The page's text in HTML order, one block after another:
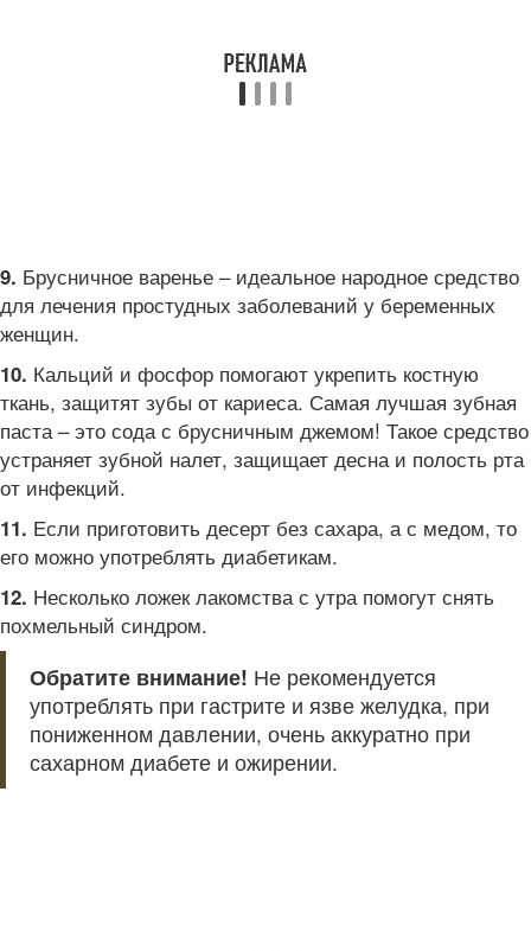
9. Брусничное варенье – идеальное народное средство
для лечения простудных заболеваний у беременных
женщин.
10. Кальций и фосфор помогают укрепить костную
ткань, защитят зубы от кариеса. Самая лучшая зубная
паста – это сода с брусничным джемом! Такое средство
устраняет зубной налет, защищает десна и полость рта
от инфекций.
11. Если приготовить десерт без сахара, а с медом, то
его можно употреблять диабетикам.
12. Несколько ложек лакомства с утра помогут снять
похмельный синдром.
Обратите внимание! Не рекомендуется
употреблять при гастрите и язве желудка, при
пониженном давлении, очень аккуратно при
сахарном диабете и ожирении.